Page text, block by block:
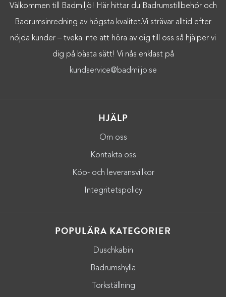
Välkommen till Badmiljö! Här hittar du Badrumstillbehör och
Badrumsinredning av högsta kvalitet.Vi strävar alltid efter
nöjda kunder – tveka inte att höra av dig till oss så hjälper vi
dig på bästa sätt! Vi nås enklast på
kundservice@badmiljo.se
HJÄLP
Om oss
Kontakta oss
Köp- och leveransvillkor
Integritetspolicy
POPULÄRA KATEGORIER
Duschkabin
Badrumshylla
Torkställning